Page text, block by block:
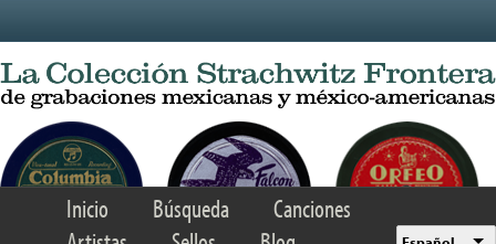
Inicio Búsqueda
Canciones